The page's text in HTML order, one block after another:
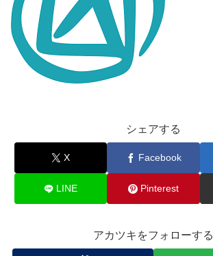
シェアする
X Facebook
LINE Pinterest
アカツキをフォローする